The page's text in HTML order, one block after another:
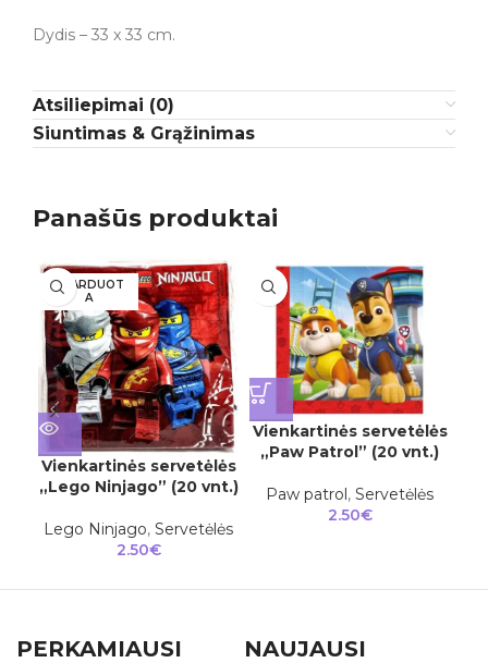
Dydis – 33 x 33 cm.
Atsiliepimai (0)
Siuntimas & Grąžinimas
Panašūs produktai
IŠPARDUOT
A
Vienkartinės servetėlės
„Lego Ninjago” (20 vnt.)
Lego Ninjago, Servetėlės
2.50€
Vienkartinės servetėlės
„Paw Patrol” (20 vnt.)
Paw patrol, Servetėlės
2.50€
PERKAMIAUSI NAUJAUSI